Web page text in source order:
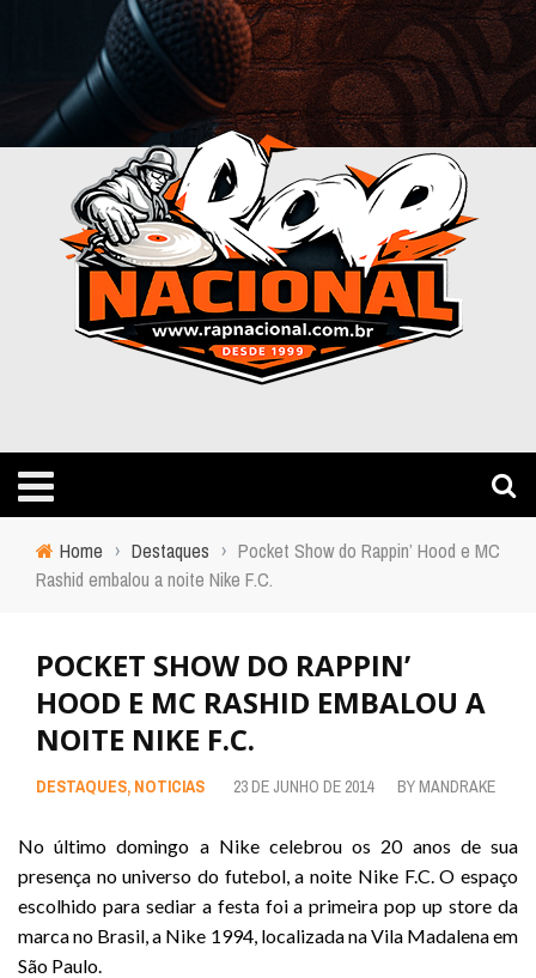
Home › Destaques › Pocket Show do Rappin’ Hood e MC
Rashid embalou a noite Nike F.C.
POCKET SHOW DO RAPPIN’
HOOD E MC RASHID EMBALOU A
NOITE NIKE F.C.
DESTAQUES, NOTICIAS 23 DE JUNHO DE 2014 BY MANDRAKE
No último domingo a Nike celebrou os 20 anos de sua
presença no universo do futebol, a noite Nike F.C. O espaço
escolhido para sediar a festa foi a primeira pop up store da
marca no Brasil, a Nike 1994, localizada na Vila Madalena em
São Paulo.